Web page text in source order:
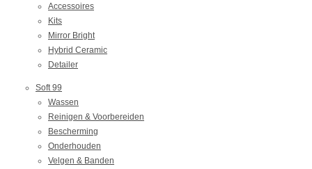
Accessoires
Kits
Mirror Bright
Hybrid Ceramic
Detailer
Soft 99
Wassen
Reinigen & Voorbereiden
Bescherming
Onderhouden
Velgen & Banden